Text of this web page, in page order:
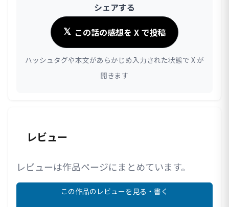
シェアする
𝕏 この話の感想を X で投稿
ハッシュタグや本文があらかじめ入力された状態で X が
開きます
レビュー
レビューは作品ページにまとめています。
この作品のレビューを見る・書く